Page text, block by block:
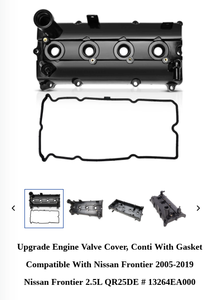
Upgrade Engine Valve Cover, Conti With Gasket
Compatible With Nissan Frontier 2005-2019
Nissan Frontier 2.5L QR25DE # 13264EA000